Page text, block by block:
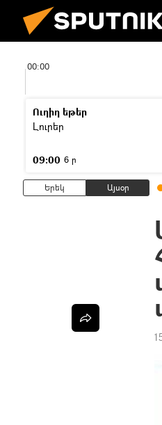
00:00
Ուղիղ եթեր
Լուրեր
09:00 6 ր
Երեկ Այսօր